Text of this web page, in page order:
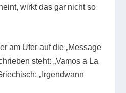
wirkt das gar nicht so
am Ufer auf die „Message
steht: „Vamos a La
„Irgendwann